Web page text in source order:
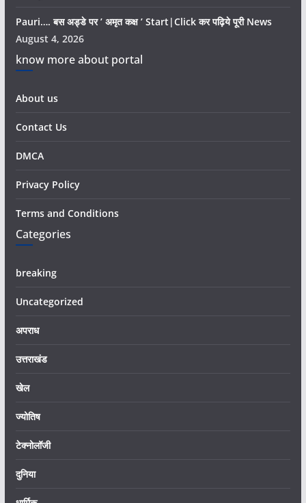
Pauri…. बस अड्डे पर ’ अमृत कक्ष ’ Start|Click कर पढ़िये पूरी News
August 4, 2026
know more about portal
About us
Contact Us
DMCA
Privacy Policy
Terms and Conditions
Categories
breaking
Uncategorized
अपराध
उत्तराखंड
खेल
ज्योतिष
टेक्नोलॉजी
दुनिया